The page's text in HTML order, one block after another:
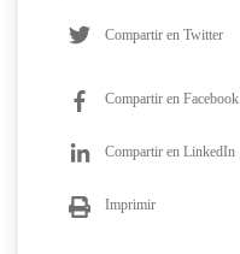
Compartir en Twitter
Compartir en Facebook
Compartir en LinkedIn
Imprimir